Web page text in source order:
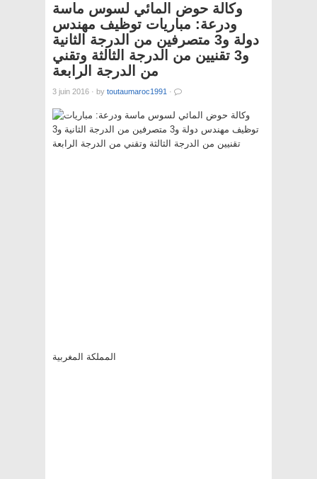
وكالة حوض المائي لسوس ماسة
ودرعة: مباريات توظيف مهندس
دولة و3 متصرفين من الدرجة الثانية
و3 تقنيين من الدرجة الثالثة وتقني
من الدرجة الرابعة
3 juin 2016 · by toutaumaroc1991 ·
المملكة المغربية